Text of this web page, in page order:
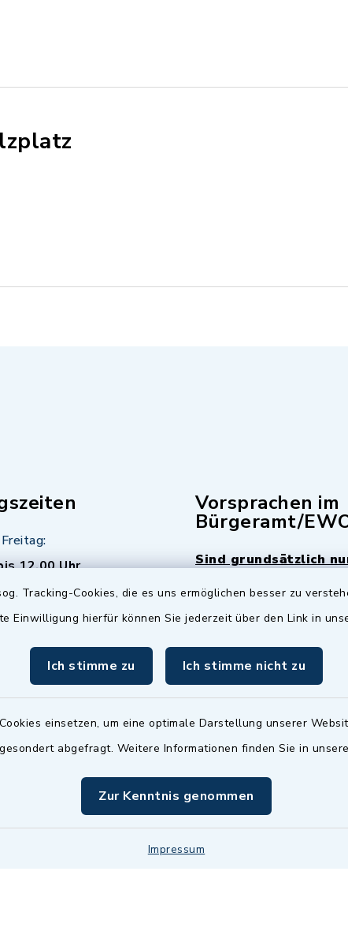
Tracking-Cookies, die es uns ermöglichen besser zu
Einwilligung hierfür können Sie jederzeit über den Link in
Ich stimme zu Ich stimme nicht zu
einsetzen, um eine optimale Darstellung unserer
abgefragt. Weitere Informationen finden Sie in
Zur Kenntnis genommen
Impressum
12.00 Uhr
Uhr - allerdings
Termine sind
Sachbearbeiter)
Vorsprachen im
Bürgeramt/
Sind grundsätzlich
Das Bürgeramt/EWO/
Mittwochs